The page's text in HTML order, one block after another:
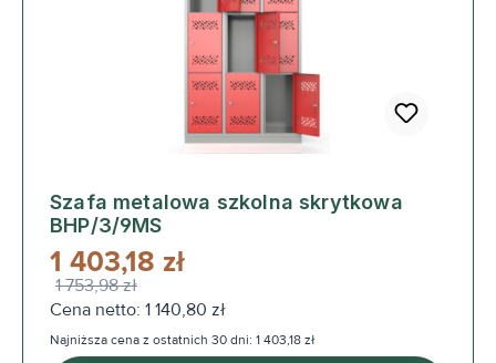
Szafa metalowa szkolna skrytkowa
BHP/3/9MS
1 403,18 zł
1 753,98 zł
Cena netto: 1 140,80 zł
Najniższa cena z ostatnich 30 dni: 1 403,18 zł